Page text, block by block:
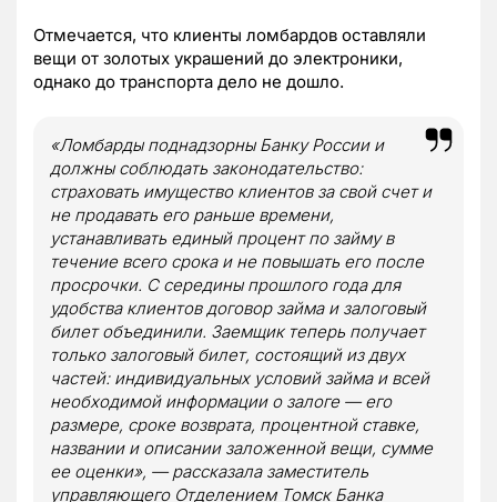
Отмечается, что клиенты ломбардов оставляли
вещи от золотых украшений до электроники,
однако до транспорта дело не дошло.
«Ломбарды поднадзорны Банку России и
должны соблюдать законодательство:
страховать имущество клиентов за свой счет и
не продавать его раньше времени,
устанавливать единый процент по займу в
течение всего срока и не повышать его после
просрочки. С середины прошлого года для
удобства клиентов договор займа и залоговый
билет объединили. Заемщик теперь получает
только залоговый билет, состоящий из двух
частей: индивидуальных условий займа и всей
необходимой информации о залоге — его
размере, сроке возврата, процентной ставке,
названии и описании заложенной вещи, сумме
ее оценки», — рассказала заместитель
управляющего Отделением Томск Банка